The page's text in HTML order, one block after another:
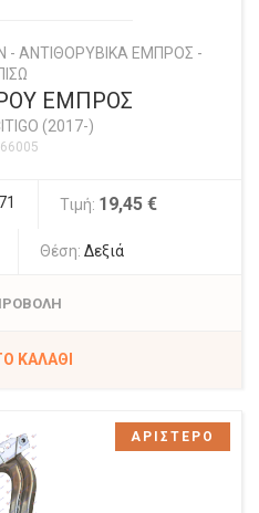
- ΑΝΤΙΘΟΡΥΒΙΚΑ ΕΜΠΡΟΣ -
ΕΜΠΡΟΣ
(2017-)
Τιμή: 19,45 €
Θέση: Δεξιά
ΚΑΛΆΘΙ
ΑΡΙΣΤΕΡΟ